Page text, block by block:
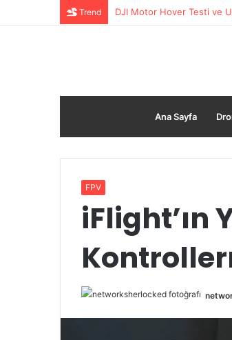
Trend Gelin Damat Üzerine Drone
Ana Sayfa
FPV
iFlight’ın